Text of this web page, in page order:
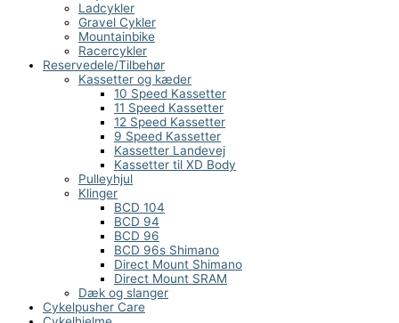
Ladcykler
Gravel Cykler
Mountainbike
Racercykler
Reservedele/Tilbehør
Kassetter og kæder
10 Speed Kassetter
11 Speed Kassetter
12 Speed Kassetter
9 Speed Kassetter
Kassetter Landevej
Kassetter til XD Body
Pulleyhjul
Klinger
BCD 104
BCD 94
BCD 96
BCD 96s Shimano
Direct Mount Shimano
Direct Mount SRAM
Dæk og slanger
Cykelpusher Care